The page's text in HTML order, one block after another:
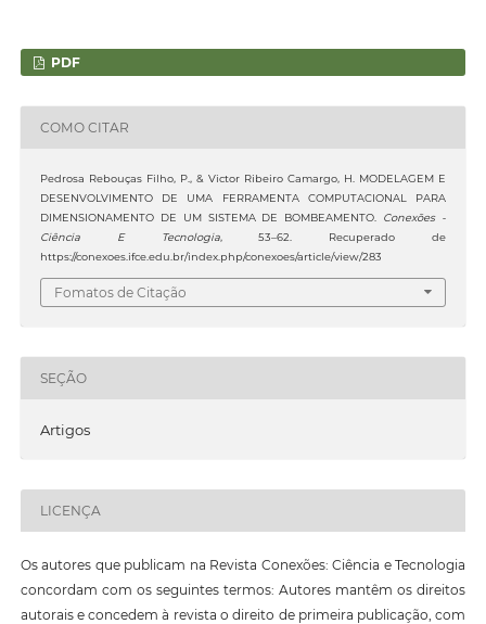
PDF
COMO CITAR
Pedrosa Rebouças Filho, P., & Victor Ribeiro Camargo, H. MODELAGEM E
DESENVOLVIMENTO DE UMA FERRAMENTA COMPUTACIONAL PARA
DIMENSIONAMENTO DE UM SISTEMA DE BOMBEAMENTO. Conexões -
Ciência E Tecnologia, 53–62. Recuperado de
https://conexoes.ifce.edu.br/index.php/conexoes/article/view/283
Fomatos de Citação
SEÇÃO
Artigos
LICENÇA
Os autores que publicam na Revista Conexões: Ciência e Tecnologia
concordam com os seguintes termos: Autores mantêm os direitos
autorais e concedem à revista o direito de primeira publicação, com